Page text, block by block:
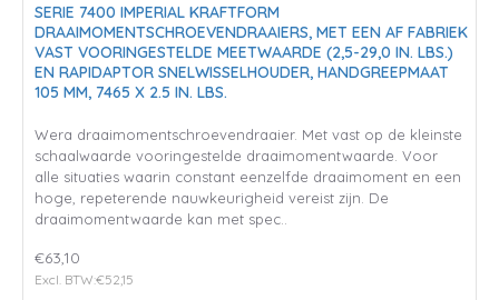
SERIE 7400 IMPERIAL KRAFTFORM
DRAAIMOMENTSCHROEVENDRAAIERS, MET EEN AF FABRIEK
VAST VOORINGESTELDE MEETWAARDE (2,5-29,0 IN. LBS.)
EN RAPIDAPTOR SNELWISSELHOUDER, HANDGREEPMAAT
105 MM, 7465 X 2.5 IN. LBS.
Wera draaimomentschroevendraaier. Met vast op de kleinste
schaalwaarde vooringestelde draaimomentwaarde. Voor
alle situaties waarin constant eenzelfde draaimoment en een
hoge, repeterende nauwkeurigheid vereist zijn. De
draaimomentwaarde kan met spec..
€63,10
Excl. BTW:€52,15